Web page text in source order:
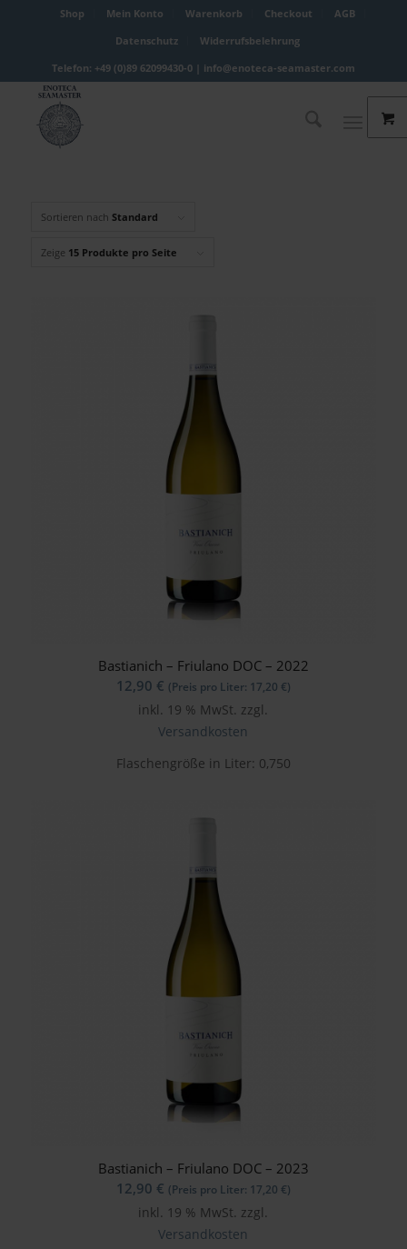
Shop Mein Konto Warenkorb Checkout
AGB
Datenschutz
Widerrufsbelehrung
Telefon: +49 (0)89 62099430-0 | info@enoteca-seamaster.com
Sortieren nach Standard
Zeige 15 Produkte pro Seite
Bastianich – Friulano DOC – 2022
12,90 € (Preis pro Liter: 17,20 €)
inkl. 19 % MwSt. zzgl.
Versandkosten
Flaschengröße in Liter: 0,750
Bastianich – Friulano DOC – 2023
12,90 € (Preis pro Liter: 17,20 €)
inkl. 19 % MwSt. zzgl.
Versandkosten